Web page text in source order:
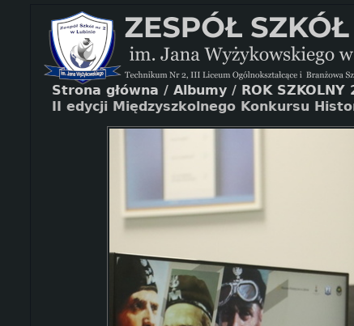
Strona główna / Albumy / ROK
II edycji Międzyszkolnego Konkursu